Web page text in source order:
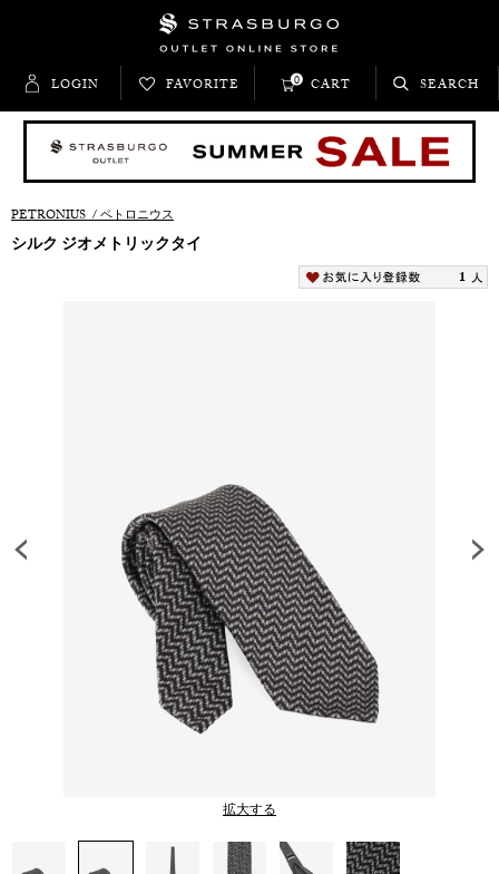
LOGIN FAVORITE CART
0 SEARCH
PETRONIUS/ペトロニウス
シルク ジオメトリックタイ
1
拡大する